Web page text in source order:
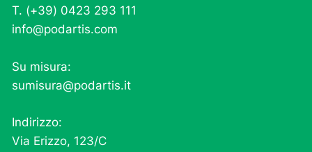
T. (+39) 0423 293 111
info@podartis.com
Su misura:
sumisura@podartis.it
Indirizzo:
Via Erizzo, 123/C